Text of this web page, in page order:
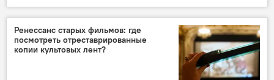
Сербия
Новости России
Россия
российские СМИ
Ренессанс старых фильмов: где
посмотреть отреставрированные
копии культовых лент?